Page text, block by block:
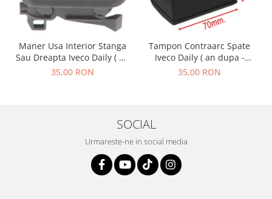
Maner Usa Interior Stanga
Sau Dreapta Iveco Daily ( an
01.1990 - 05.1999 )
35,00 RON
Tampon Contraarc Spate
Iveco Daily ( an dupa -
01.1990 ) M1.1
35,00 RON
SOCIAL
Urmareste-ne in social media